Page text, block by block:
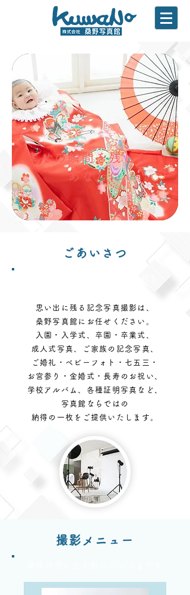
幸せの瞬間を残したい
あなたに
ごあいさつ
思い出に残る記念写真撮影は、
桑野写真館にお任せください。
入園・入学式、卒園・卒業式、
成人式写真、
ご家族の記念写真、
ご婚礼・ベビーフォト・七五三・
お宮参り・金婚式・長寿のお祝い、
学校アルバム、各種証明写真など、
写真館ならではの
納得の一枚をご提供いたします。
撮影メニュー